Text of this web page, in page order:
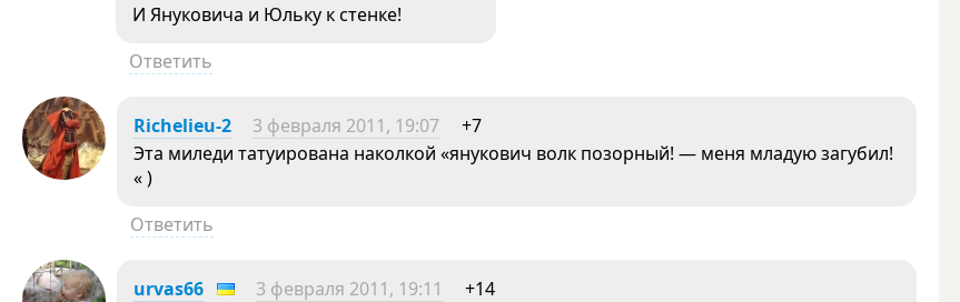
И Януковича и Юльку к стенке!
Ответить
Richelieu-2 3 февраля 2011, 19:07
+7
Эта миледи татуирована наколкой «янукович волк позорный! — меня младую загубил!
« )
Ответить
urvas66 3 февраля 2011, 19:11
+14